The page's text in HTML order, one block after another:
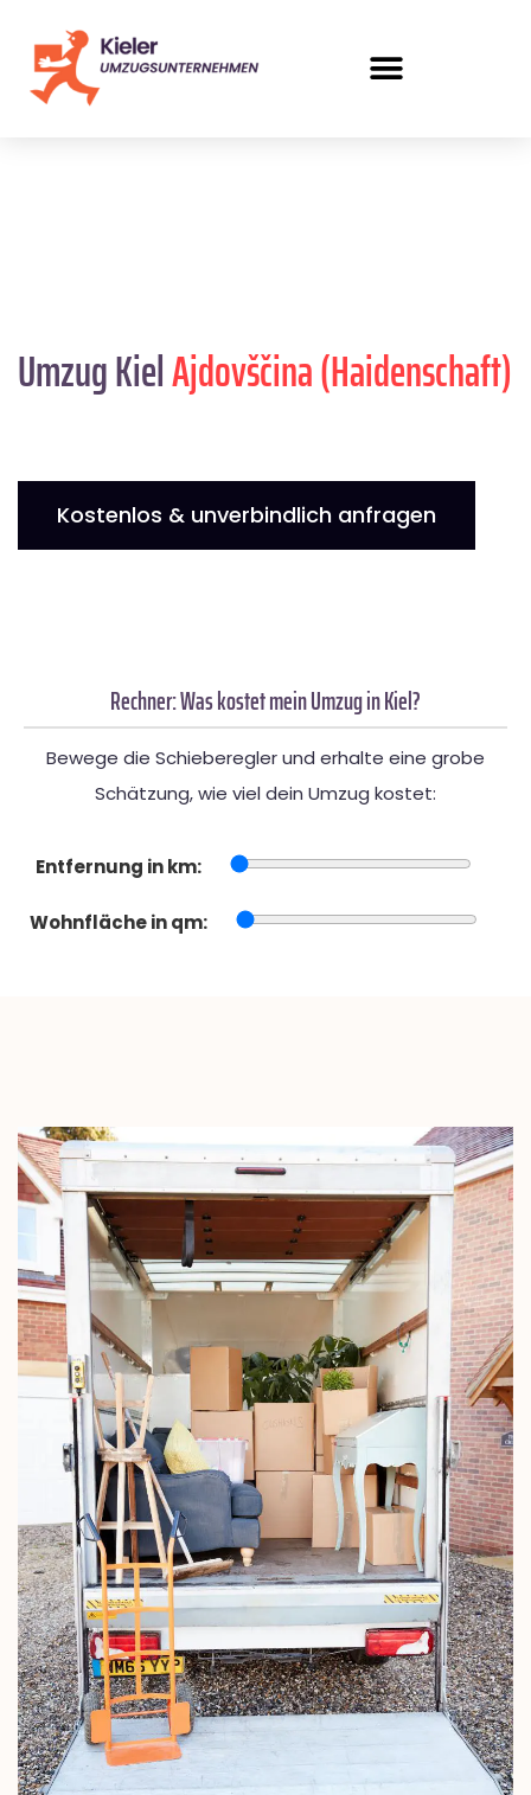
Umzug KielAjdovščina (Haidenschaft)
Kostenlos & unverbindlich anfragen
Rechner: Was kostet mein Umzug in Kiel?
Bewege die Schieberegler und erhalte eine grobe
Schätzung, wie viel dein Umzug kostet:
Entfernung in km:
Wohnfläche in qm: